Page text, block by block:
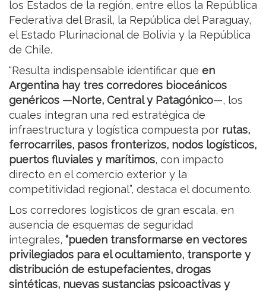
los Estados de la región, entre ellos la República
Federativa del Brasil, la República del Paraguay,
el Estado Plurinacional de Bolivia y la República
de Chile.
“Resulta indispensable identificar que en
Argentina hay tres corredores bioceánicos
genéricos —Norte, Central y Patagónico—, los
cuales integran una red estratégica de
infraestructura y logística compuesta por rutas,
ferrocarriles, pasos fronterizos, nodos logísticos,
puertos fluviales y marítimos, con impacto
directo en el comercio exterior y la
competitividad regional”, destaca el documento.
Los corredores logísticos de gran escala, en
ausencia de esquemas de seguridad
integrales, “pueden transformarse en vectores
privilegiados para el ocultamiento, transporte y
distribución de estupefacientes, drogas
sintéticas, nuevas sustancias psicoactivas y